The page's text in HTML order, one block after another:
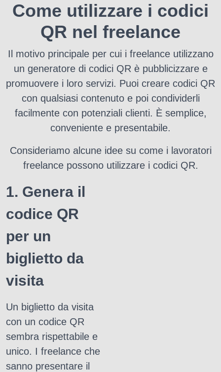
Come utilizzare i codici
QR nel freelance
Il motivo principale per cui i freelance utilizzano
un generatore di codici QR è pubblicizzare e
promuovere i loro servizi. Puoi creare codici QR
con qualsiasi contenuto e poi condividerli
facilmente con potenziali clienti. È semplice,
conveniente e presentabile.
Consideriamo alcune idee su come i lavoratori
freelance possono utilizzare i codici QR.
1. Genera il
codice QR
per un
biglietto da
visita
Un biglietto da visita
con un codice QR
sembra rispettabile e
unico. I freelance che
sanno presentare il